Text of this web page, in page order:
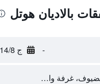
بالاديان هوتل
- ج 14/8